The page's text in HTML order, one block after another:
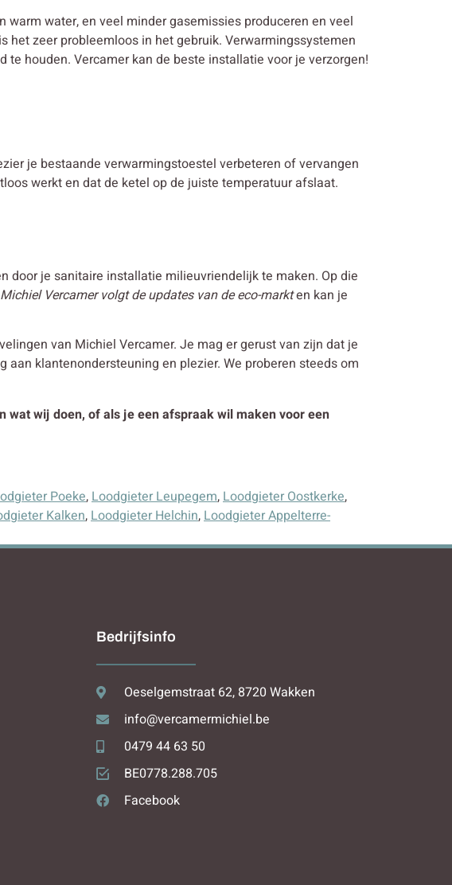
water, en veel minder gasemissies produceren en veel
het zeer probleemloos in het gebruik. Verwarmingssystemen
te houden. Vercamer kan de beste installatie voor je verzorgen!
je bestaande verwarmingstoestel verbeteren of vervangen
werkt en dat de ketel op de juiste temperatuur afslaat.
door je sanitaire installatie milieuvriendelijk te maken. Op die
Michiel Vercamer volgt de updates van de eco-markten kan je
van Michiel Vercamer. Je mag er gerust van zijn dat je
klantenondersteuning en plezier. We proberen steeds om
wij doen, of als je een afspraak wil maken voor een
Poeke, Loodgieter Leupegem, Loodgieter Oostkerke,
Kalken, Loodgieter Helchin, Loodgieter Appelterre-
Bedrijfsinfo
Oeselgemstraat 62, 8720 Wakken
info@vercamermichiel.be
0479 44 63 50
BE0778.288.705
Facebook